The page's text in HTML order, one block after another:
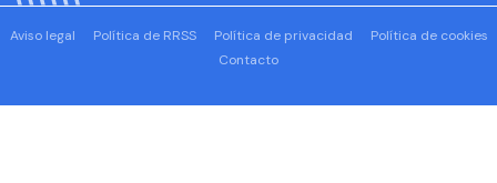
Aviso legal Política de RRSS Política de privacidad
Política de cookies
Contacto